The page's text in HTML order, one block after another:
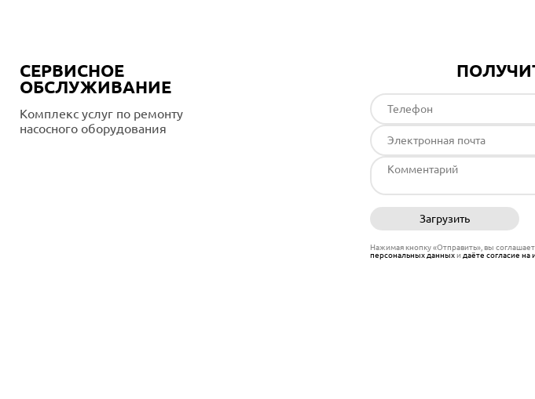
СЕРВИСНОЕ
ОБСЛУЖИВАНИЕ
Комплекс услуг по ремонту
насосного оборудования
Загрузить
Нажимая кнопку «Отправить», вы
персональных данныхи даёте согласие на